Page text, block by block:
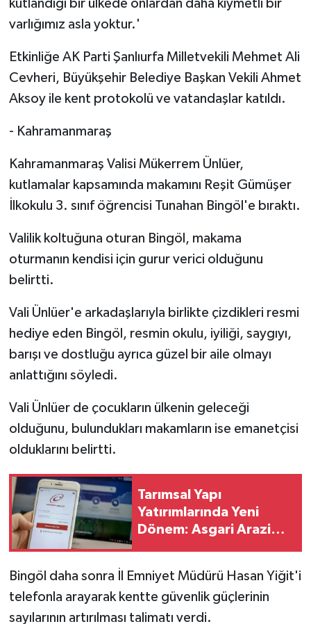
kutlandığı bir ülkede onlardan daha kıymetli bir
varlığımız asla yoktur.'
Etkinliğe AK Parti Şanlıurfa Milletvekili Mehmet Ali
Cevheri, Büyükşehir Belediye Başkan Vekili Ahmet
Aksoy ile kent protokolü ve vatandaşlar katıldı.
- Kahramanmaraş
Kahramanmaraş Valisi Mükerrem Ünlüer,
kutlamalar kapsamında makamını Reşit Gümüşer
İlkokulu 3. sınıf öğrencisi Tunahan Bingöl'e bıraktı.
Valilik koltuğuna oturan Bingöl, makama
oturmanın kendisi için gurur verici olduğunu
belirtti.
Vali Ünlüer'e arkadaşlarıyla birlikte çizdikleri resmi
hediye eden Bingöl, resmin okulu, iyiliği, saygıyı,
barışı ve dostluğu ayrıca güzel bir aile olmayı
anlattığını söyledi.
Vali Ünlüer de çocukların ülkenin geleceği
olduğunu, bulundukları makamların ise emanetçisi
olduklarını belirtti.
Tarımsal Yapı
Yatırımlarında Yeni
Dönem: Asgari Arazi
Bingöl daha sonra İl Emniyet Müdürü Hasan Yiğit'i
telefonla arayarak kentte güvenlik güçlerinin
sayılarının artırılması talimatı verdi.